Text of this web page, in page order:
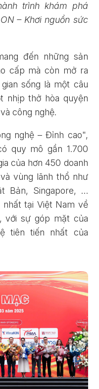
trình khám phá
– Khơi nguồn sức
đến những sản
cấp mà còn mở ra
sống là một câu
nhịp thở hòa quyện
công nghệ.
nghệ – Đỉnh cao",
quy mô gần 1.700
của hơn 450 doanh
vùng lãnh thổ như
Bản, Singapore, …
tại Việt Nam về
với sự góp mặt của
tiên tiến nhất của